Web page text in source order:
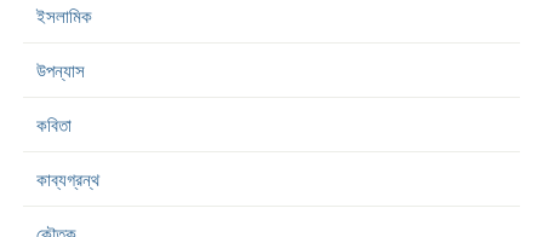
ইসলামিক
উপন্যাস
কবিতা
কাব্যগ্রন্থ